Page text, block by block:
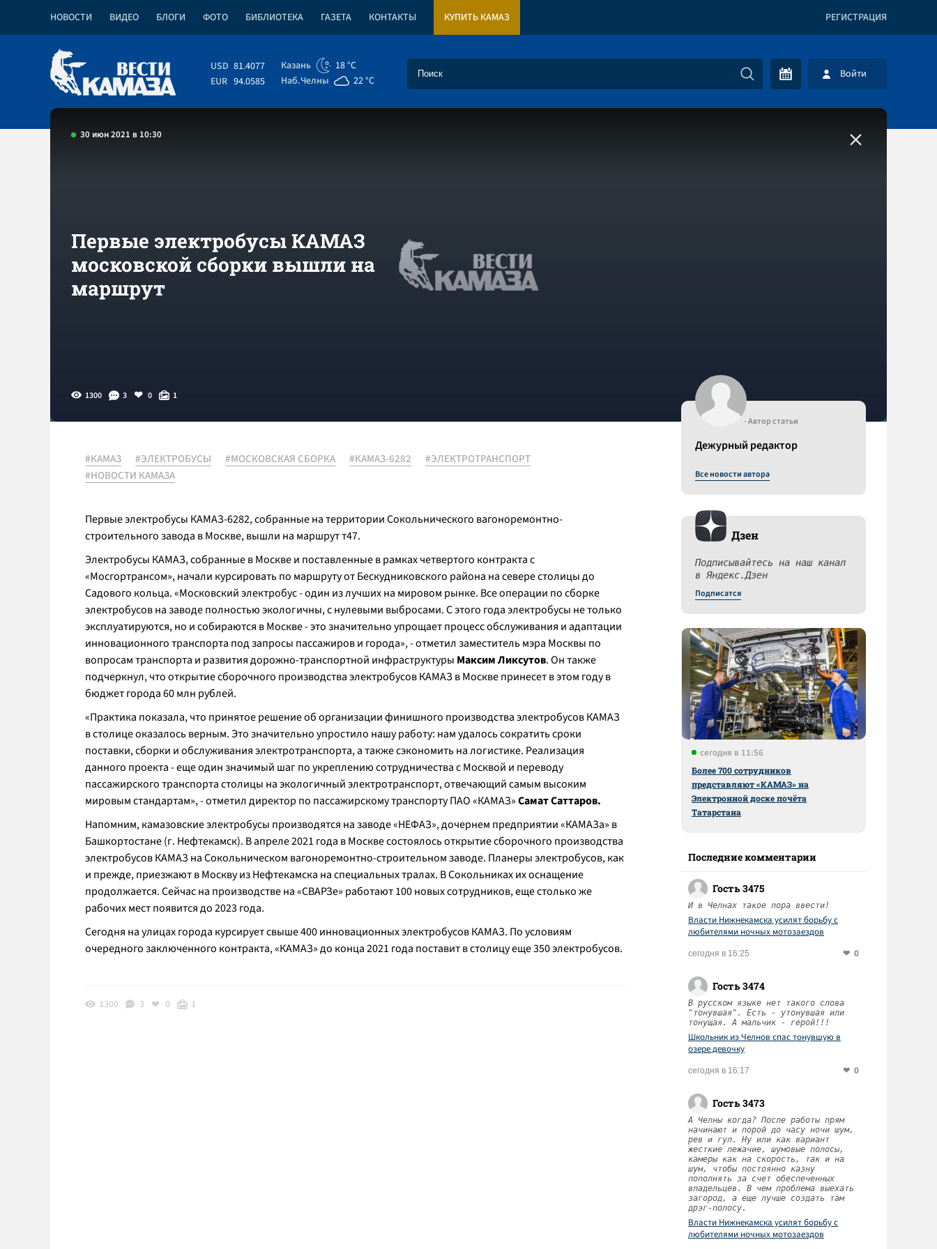
НОВОСТИ ВИДЕО БЛОГИ ФОТО БИБЛИОТЕКА ГАЗЕТА КОНТАКТЫ КУПИТЬ КАМАЗ РЕГИСТРАЦИЯ
USD 81.4077
EUR 94.0585
Казань
18 °C
Наб.Челны
22 °C Войти
30 июн 2021 в 10:30
Первые электробусы КАМАЗ
московской сборки вышли на
маршрут
1300 3 0 1
#КАМАЗ #ЭЛЕКТРОБУСЫ #МОСКОВСКАЯ СБОРКА #КАМАЗ-6282
#ЭЛЕКТРОТРАНСПОРТ
#НОВОСТИ КАМАЗА
Первые электробусы КАМАЗ-6282, собранные на территории Сокольнического вагоноремонтно-
строительного завода в Москве, вышли на маршрут т47.
Электробусы КАМАЗ, собранные в Москве и поставленные в рамках четвертого контракта с
«Мосгортрансом», начали курсировать по маршруту от Бескудниковского района на севере столицы до
Садового кольца. «Московский электробус - один из лучших на мировом рынке. Все операции по сборке
электробусов на заводе полностью экологичны, с нулевыми выбросами. С этого года электробусы не только
эксплуатируются, но и собираются в Москве - это значительно упрощает процесс обслуживания и адаптации
инновационного транспорта под запросы пассажиров и города», - отметил заместитель мэра Москвы по
вопросам транспорта и развития дорожно-транспортной инфраструктуры Максим Ликсутов. Он также
подчеркнул, что открытие сборочного производства электробусов КАМАЗ в Москве принесет в этом году в
бюджет города 60 млн рублей.
«Практика показала, что принятое решение об организации финишного производства электробусов КАМАЗ
в столице оказалось верным. Это значительно упростило нашу работу: нам удалось сократить сроки
поставки, сборки и обслуживания электротранспорта, а также сэкономить на логистике. Реализация
данного проекта - еще один значимый шаг по укреплению сотрудничества с Москвой и переводу
пассажирского транспорта столицы на экологичный электротранспорт, отвечающий самым высоким
мировым стандартам», - отметил директор по пассажирскому транспорту ПАО «КАМАЗ»Самат Саттаров.
Напомним, камазовские электробусы производятся на заводе «НЕФАЗ», дочернем предприятии «КАМАЗа» в
Башкортостане (г. Нефтекамск). В апреле 2021 года в Москве состоялось открытие сборочного производства
электробусов КАМАЗ на Сокольническом вагоноремонтно-строительном заводе. Планеры электробусов, как
и прежде, приезжают в Москву из Нефтекамска на специальных тралах. В Сокольниках их оснащение
продолжается. Сейчас на производстве на «СВАРЗе» работают 100 новых сотрудников, еще столько же
рабочих мест появится до 2023 года.
Сегодня на улицах города курсирует свыше 400 инновационных электробусов КАМАЗ. По условиям
очередного заключенного контракта, «КАМАЗ» до конца 2021 года поставит в столицу еще 350 электробусов.
1300 3 0 1
- Автор статьи
Дежурный редактор
Все новости автора
Дзен
Подписывайтесь на наш канал
в Яндекс.Дзен
Подписатся
сегодня в 11:56
Более 700 сотрудников
представляют «КАМАЗ» на
Электронной доске почёта
Татарстана
Последние комментарии
Гость 3475
И в Челнах такое пора ввести!
Власти Нижнекамска усилят борьбу с
любителями ночных мотозаездов
сегодня в 16:25 0
Гость 3474
В русском языке нет такого слова
"тонувшая". Есть - утонувшая или
тонущая. А мальчик - герой!!!
Школьник из Челнов спас тонувшую в
озере девочку
сегодня в 16:17 0
Гость 3473
А Челны когда? После работы прям
начинают и порой до часу ночи шум,
рев и гул. Ну или как вариант
жесткие лежачие, шумовые полосы,
камеры как на скорость, так и на
шум, чтобы постоянно казну
пополнять за счет обеспеченных
владельцев. В чем проблема выехать
загород, а еще лучше создать там
дрэг-полосу.
Власти Нижнекамска усилят борьбу с
любителями ночных мотозаездов